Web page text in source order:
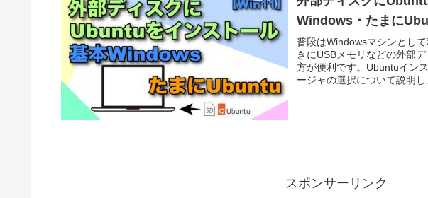
Windows・たまに
普段はWindowsマシンとし
きにUSBメモリなどの外部
方が便利です。Ubuntuイン
ージャの選択について説明
スポンサーリンク